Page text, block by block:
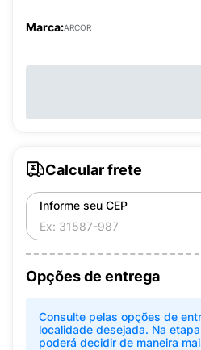
Marca:ARCOR
Calcular frete
Informe seu CEP
Opções de entrega
Consulte pelas opções de
localidade desejada. Na
poderá decidir de maneira